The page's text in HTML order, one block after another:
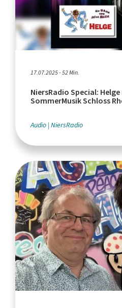
17.07.2025 - 52 Min.
NiersRadio Special:
SommerMusik Schloss
Audio NiersRadio